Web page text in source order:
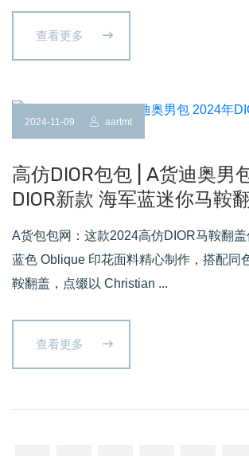
查看更多
2024-11-09 aartmt
高仿DIOR包包 | A货迪奥男
DIOR新款 海军蓝迷你马鞍
A货包包网：这款2024高仿DIOR马鞍翻
蓝色 Oblique 印花面料精心制作，搭配同
鞍翻盖，点缀以 Christian ...
查看更多